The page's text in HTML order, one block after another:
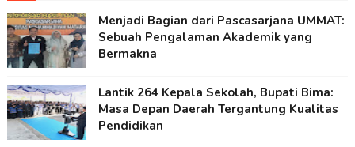
Menjadi Bagian dari Pascasarjana UMMAT:
Sebuah Pengalaman Akademik yang
Bermakna
Lantik 264 Kepala Sekolah, Bupati Bima:
Masa Depan Daerah Tergantung Kualitas
Pendidikan